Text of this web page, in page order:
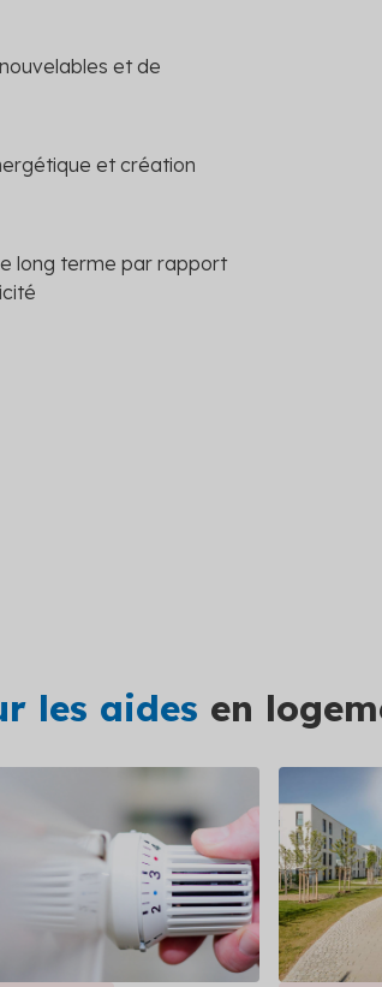
HT éligibles
à projets
et de
et création
long terme par rapport
les aides en